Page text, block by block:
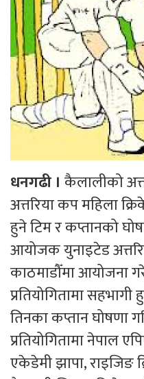
धनगढी । कैलालीको
अत्तरिया कप महिला
हुने टिम र कप्तानको
आयोजक युनाइटेड
काठमाडौँमा आयोजना
प्रतियोगितामा
तिनका कप्तान घोषणा
प्रतियोगितामा नेपाल
एकेडेमी झापा, राइजिङ